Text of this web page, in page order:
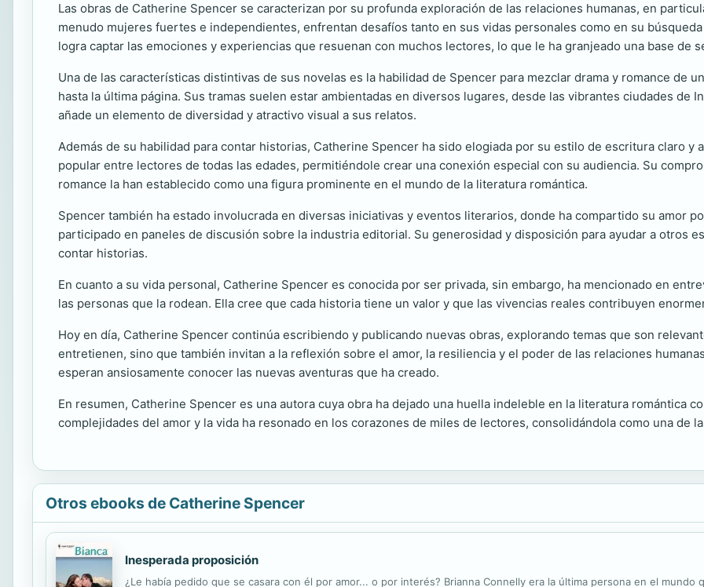
Las obras de Catherine Spencer se caracterizan por su profunda exploración de las relaciones humanas, en
menudo mujeres fuertes e independientes, enfrentan desafíos tanto en sus vidas personales como en su
logra captar las emociones y experiencias que resuenan con muchos lectores, lo que le ha granjeado una base de
Una de las características distintivas de sus novelas es la habilidad de Spencer para mezclar drama y romance de
hasta la última página. Sus tramas suelen estar ambientadas en diversos lugares, desde las vibrantes ciudades de
añade un elemento de diversidad y atractivo visual a sus relatos.
Además de su habilidad para contar historias, Catherine Spencer ha sido elogiada por su estilo de escritura claro y
popular entre lectores de todas las edades, permitiéndole crear una conexión especial con su audiencia. Su
romance la han establecido como una figura prominente en el mundo de la literatura romántica.
Spencer también ha estado involucrada en diversas iniciativas y eventos literarios, donde ha compartido su amor
participado en paneles de discusión sobre la industria editorial. Su generosidad y disposición para ayudar a otros
contar historias.
En cuanto a su vida personal, Catherine Spencer es conocida por ser privada, sin embargo, ha mencionado en
las personas que la rodean. Ella cree que cada historia tiene un valor y que las vivencias reales contribuyen
Hoy en día, Catherine Spencer continúa escribiendo y publicando nuevas obras, explorando temas que son
entretienen, sino que también invitan a la reflexión sobre el amor, la resiliencia y el poder de las relaciones
esperan ansiosamente conocer las nuevas aventuras que ha creado.
En resumen, Catherine Spencer es una autora cuya obra ha dejado una huella indeleble en la literatura romántica
complejidades del amor y la vida ha resonado en los corazones de miles de lectores, consolidándola como una de
Otros ebooks de Catherine Spencer
Inesperada proposición
¿Le había pedido que se casara con él por amor... o por interés? Brianna Connelly era la última persona en el mundo